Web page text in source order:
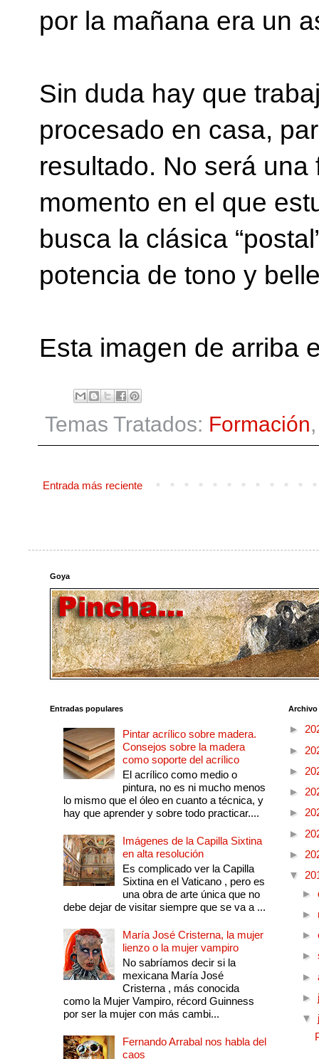
por la mañana era un
Sin duda hay que
procesado en casa,
resultado. No será
momento en el que
busca la clásica
potencia de tono y
Esta imagen de arriba
Temas Tratados: Formación
Entrada más reciente
Goya
Entradas populares
Pintar acrílico sobre madera.
Consejos sobre la madera
como soporte del acrílico
El acrílico como medio o
pintura, no es ni mucho menos
lo mismo que el óleo en cuanto a técnica, y
hay que aprender y sobre todo practicar....
Imágenes de la Capilla Sixtina
en alta resolución
Es complicado ver la Capilla
Sixtina en el Vaticano , pero es
una obra de arte única que no
debe dejar de visitar siempre que se va a ...
María José Cristerna, la mujer
lienzo o la mujer vampiro
No sabríamos decir si la
mexicana María José
Cristerna , más conocida
como la Mujer Vampiro, récord Guinness
por ser la mujer con más cambi...
Fernando Arrabal nos habla del
caos
►
►
►
►
►
►
►
▼
►
►
►
►
►
►
▼